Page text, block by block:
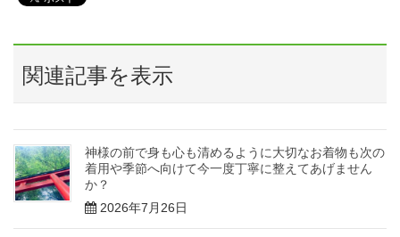
関連記事を表示
神様の前で身も心も清めるように大切なお着物も次の
着用や季節へ向けて今一度丁寧に整えてあげません
か？
2026年7月26日